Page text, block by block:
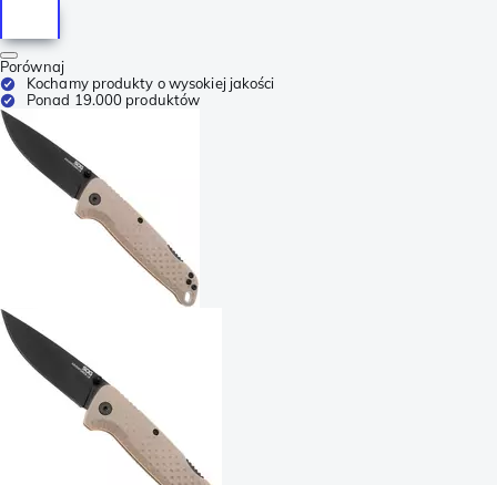
Porównaj
Kochamy produkty o wysokiej jakości
Ponad 19.000 produktów